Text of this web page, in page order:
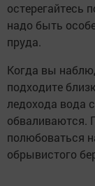
остерегайтесь
надо быть
пруда.
Когда вы
подходите
ледохода вода
обваливаются.
полюбоваться
обрывистого